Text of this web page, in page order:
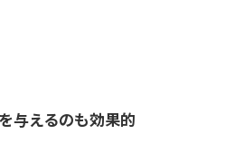
与えるのも効果的